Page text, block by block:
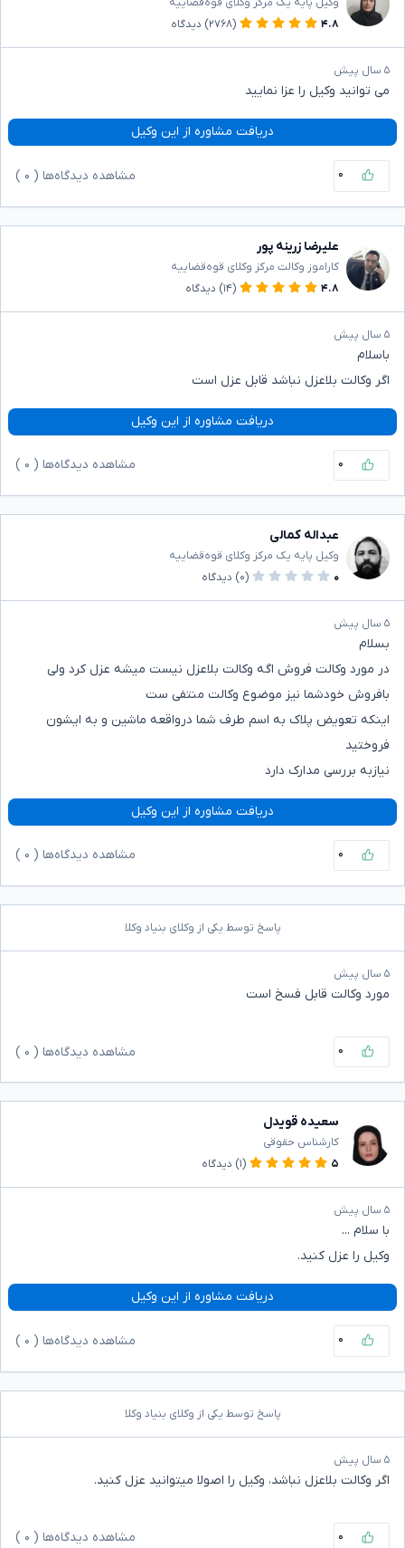
وکیل پایه یک مرکز وکلای قوه‌قضاییه
۴.۸
(۲۷۶۸) دیدگاه
۵ سال پیش
می توانید وکیل را عزا نمایید ‌‌
دریافت مشاوره از این وکیل
۰ مشاهده دیدگاه‌ها ( ۰
علیرضا زرینه پور
کاراموز وکالت مرکز وکلای قوه‌قضاییه
۴.۸
(۱۴) دیدگاه
۵ سال پیش
باسلام
اگر وکالت بلاعزل نباشد قابل عزل است
دریافت مشاوره از این وکیل
۰ مشاهده دیدگاه‌ها ( ۰
عبداله کمالی
وکیل پایه یک مرکز وکلای قوه‌قضاییه
۰
(۰) دیدگاه
۵ سال پیش
بسلام
در مورد وکالت فروش اگه وکالت بلاعزل نیست میشه عزل کرد ولی
بافروش خودشما نیز موضوع وکالت منتفی ست
اینکه تعویض پلاک به اسم طرف شما درواقعه ماشین و به ایشون
فروختید
نیازبه بررسی مدارک دارد
دریافت مشاوره از این وکیل
۰ مشاهده دیدگاه‌ها ( ۰
پاسخ توسط یکی از وکلای بنیاد وکلا
۵ سال پیش
مورد وکالت قابل فسخ است
۰ مشاهده دیدگاه‌ها ( ۰
سعیده قویدل
کارشناس حقوقی
۵
(۱) دیدگاه
۵ سال پیش
با سلام ...
وکیل را عزل کنید.
دریافت مشاوره از این وکیل
۰ مشاهده دیدگاه‌ها ( ۰
پاسخ توسط یکی از وکلای بنیاد وکلا
۵ سال پیش
اگر وکالت بلاعزل نباشد، وکیل را اصولا میتوانید عزل کنید.
۰ مشاهده دیدگاه‌ها ( ۰